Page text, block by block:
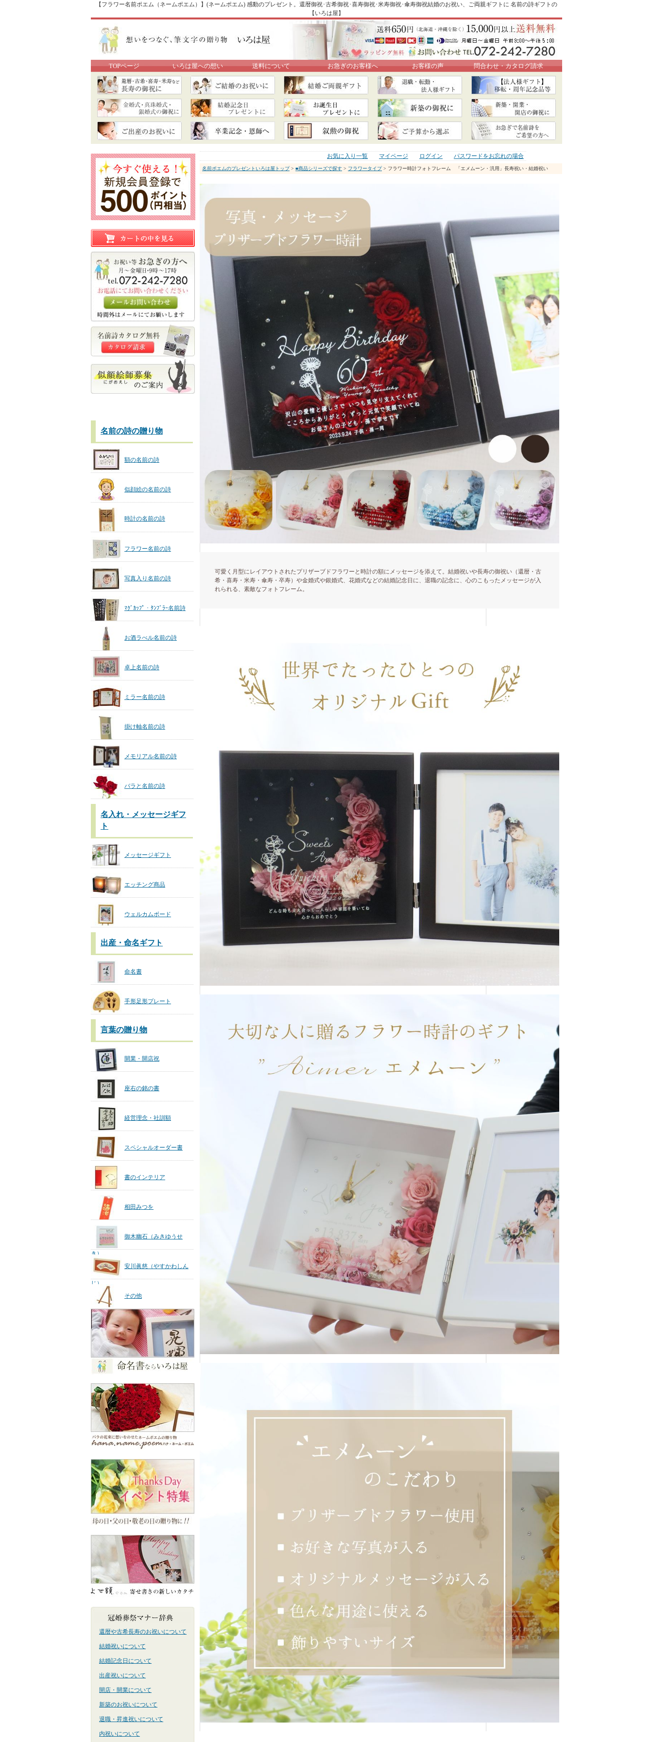
【フラワー名前ポエム（ネームポエム）】(ネームポエム) 感動のプレゼント。還暦御祝･古希御祝･喜寿御祝･米寿御祝･傘寿御祝結婚のお祝い、ご両親ギフトに 名前の詩ギフトの
【いろは屋】
TOPページ いろは屋への想い 送料について お急ぎのお客様へ お客様の声 問合わせ・カタログ請求
名前の詩の贈り物
額の名前の詩
似顔絵の名前の詩
時計の名前の詩
フラワー名前の詩
写真入り名前の詩
ﾏｸﾞｶｯﾌﾟ・ﾀﾝﾌﾞﾗｰ名前詩
お酒ラべル名前の詩
卓上名前の詩
ミラー名前の詩
掛け軸名前の詩
メモリアル名前の詩
バラと名前の詩
名入れ・メッセージギフ
ト
メッセージギフト
エッチング商品
ウェルカムボード
出産・命名ギフト
命名書
手形足形プレート
言葉の贈り物
開業・開店祝
座右の銘の書
経営理念・社訓額
スペシャルオーダー書
書のインテリア
相田みつを
御木幽石（みきゆうせ
き）
安川眞慈（やすかわしん
じ）
その他
還暦や古希長寿のお祝いについて
結婚祝いについて
結婚記念日について
出産祝いについて
開店・開業について
新築のお祝いについて
退職・昇進祝いについて
内祝いについて
お気に入り一覧 マイページ ログイン パスワードをお忘れの場合
名前ポエムのプレゼントいろは屋トップ> ■商品シリーズで探す > フラワータイプ> フラワー時計フォトフレーム 「エメムーン・汎用」長寿祝い・結婚祝い
可愛く月型にレイアウトされたプリザーブドフラワーと時計の額にメッセージを添えて。結婚祝いや長寿の御祝い（還暦・古
希・喜寿・米寿・傘寿・卒寿）や金婚式や銀婚式、花婚式などの結婚記念日に、退職の記念に、心のこもったメッセージが入
れられる、素敵なフォトフレーム。